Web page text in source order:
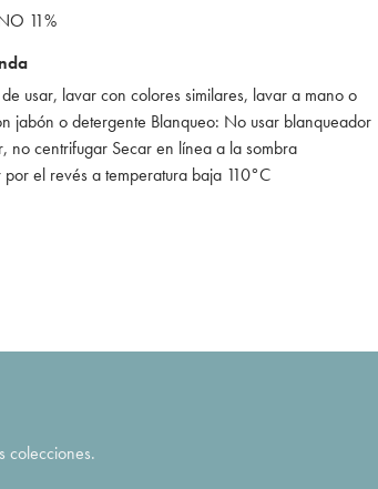
11%
usar, lavar con colores similares, lavar a mano o
jabón o detergente Blanqueo: No usar blanqueador
no centrifugar Secar en línea a la sombra
por el revés a temperatura baja 110°C
colecciones.